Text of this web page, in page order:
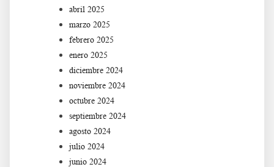
abril 2025
marzo 2025
febrero 2025
enero 2025
diciembre 2024
noviembre 2024
octubre 2024
septiembre 2024
agosto 2024
julio 2024
junio 2024